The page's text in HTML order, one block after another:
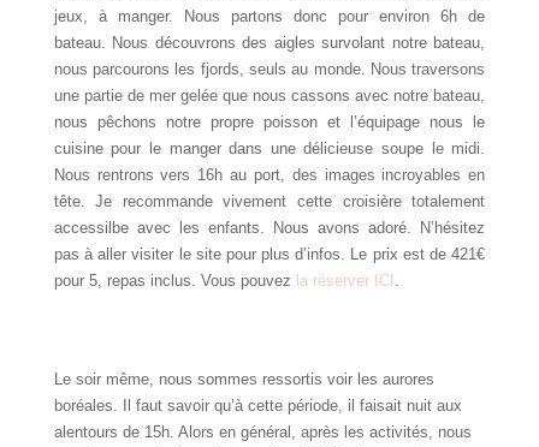
jeux, à manger. Nous partons donc pour environ 6h de
bateau. Nous découvrons des aigles survolant notre bateau,
nous parcourons les fjords, seuls au monde. Nous traversons
une partie de mer gelée que nous cassons avec notre bateau,
nous pêchons notre propre poisson et l’équipage nous le
cuisine pour le manger dans une délicieuse soupe le midi.
Nous rentrons vers 16h au port, des images incroyables en
tête. Je recommande vivement cette croisière totalement
accessilbe avec les enfants. Nous avons adoré. N’hésitez
pas à aller visiter le site pour plus d’infos. Le prix est de 421€
pour 5, repas inclus. Vous pouvez la réserver ICI
Le soir même, nous sommes ressortis voir les aurores
boréales. Il faut savoir qu’à cette période, il faisait nuit aux
alentours de 15h. Alors en général, après les activités, nous